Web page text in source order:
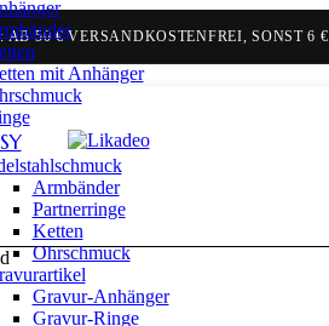
AB 50 € VERSANDKOSTENFREI, SONST 6 €
AB 70 € GRATIS, SONST 9,90 €
mit Anhänger
Armbänder
Partnerringe
Ketten
Ohrschmuck
Gravur-Anhänger
Gravur-Ringe